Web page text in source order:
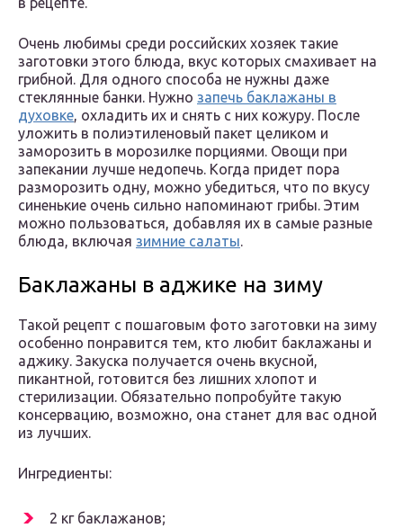
Очень любимы среди российских хозяек такие
заготовки этого блюда, вкус которых смахивает на
грибной. Для одного способа не нужны даже
стеклянные банки. Нужно запечь баклажаны в
духовке, охладить их и снять с них кожуру. После
уложить в полиэтиленовый пакет целиком и
заморозить в морозилке порциями. Овощи при
запекании лучше недопечь. Когда придет пора
разморозить одну, можно убедиться, что по вкусу
синенькие очень сильно напоминают грибы. Этим
можно пользоваться, добавляя их в самые разные
блюда, включая зимние салаты.
Баклажаны в аджике на зиму
Такой рецепт с пошаговым фото заготовки на зиму
особенно понравится тем, кто любит баклажаны и
аджику. Закуска получается очень вкусной,
пикантной, готовится без лишних хлопот и
стерилизации. Обязательно попробуйте такую
консервацию, возможно, она станет для вас одной
из лучших.
Ингредиенты:
2 кг баклажанов;